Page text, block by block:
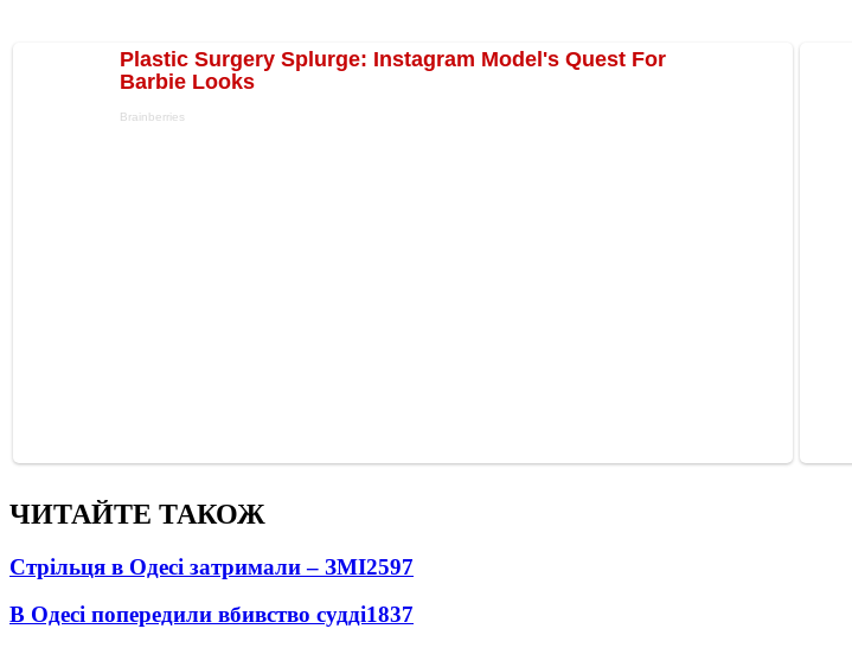
ЧИТАЙТЕ ТАКОЖ
Стрільця в Одесі затримали – ЗМІ2597
В Одесі попередили вбивство судді1837